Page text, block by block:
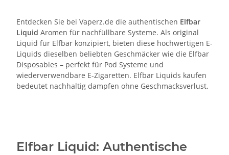
Entdecken Sie bei Vaperz.de die authentischen Elfbar
Liquid Aromen für nachfüllbare Systeme. Als original
Liquid für Elfbar konzipiert, bieten diese hochwertigen E-
Liquids dieselben beliebten Geschmäcker wie die Elfbar
Disposables – perfekt für Pod Systeme und
wiederverwendbare E-Zigaretten. Elfbar Liquids kaufen
bedeutet nachhaltig dampfen ohne Geschmacksverlust.
Elfbar Liquid: Authentische